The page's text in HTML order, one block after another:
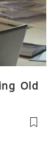
Old